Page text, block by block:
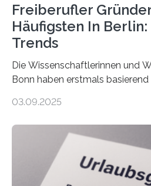
Freiberufler
Häufigsten In
Trends
Die Wissenschaftlerinnen und
Bonn haben erstmals
Landkreise mit den meisten
ist demnach Berlin. Betrachtet
der Freiberuflerinnen, so liegt
Berlin starteten in 2024 die
eigene freiberufliche Existenz,
03.09.2025